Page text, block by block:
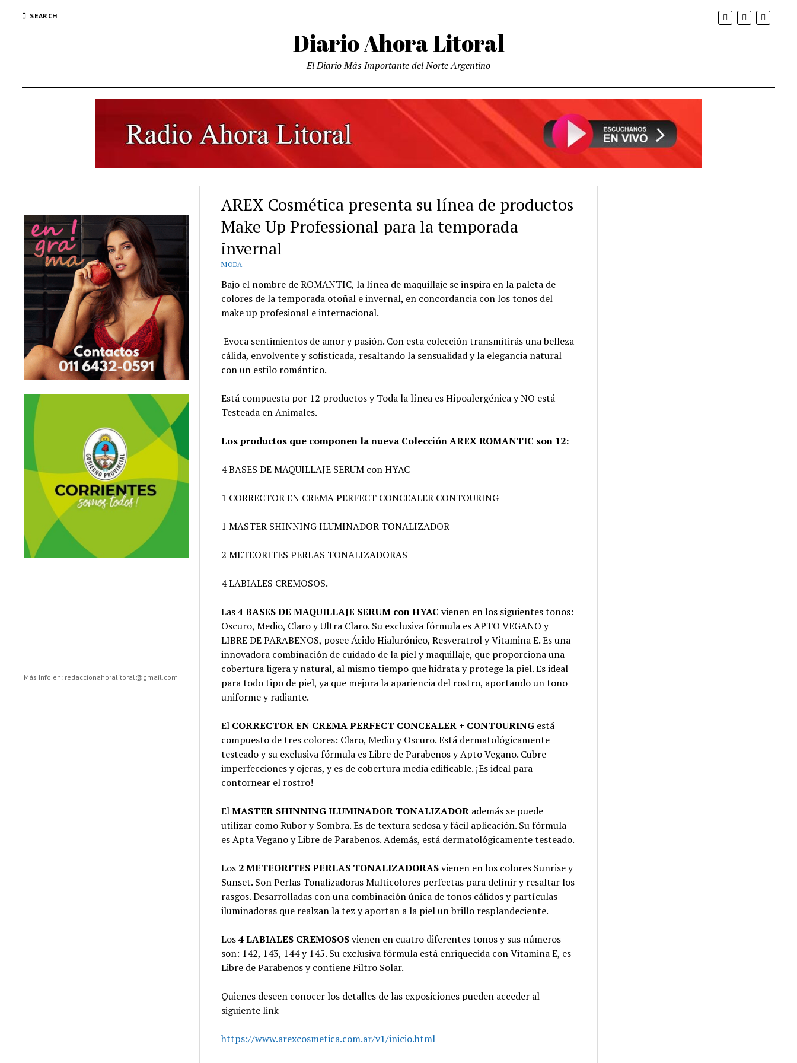
SEARCH
Diario Ahora Litoral
El Diario Más Importante del Norte Argentino
Más Info en: redaccionahoralitoral@gmail.com
AREX Cosmética presenta su línea de productos
Make Up Professional para la temporada
invernal
MODA
Bajo el nombre de ROMANTIC, la línea de maquillaje se inspira en la paleta de
colores de la temporada otoñal e invernal, en concordancia con los tonos del
make up profesional e internacional.
Evoca sentimientos de amor y pasión. Con esta colección transmitirás una belleza
cálida, envolvente y sofisticada, resaltando la sensualidad y la elegancia natural
con un estilo romántico.
Está compuesta por 12 productos y Toda la línea es Hipoalergénica y NO está
Testeada en Animales.
Los productos que componen la nueva Colección AREX ROMANTIC son 12:
4 BASES DE MAQUILLAJE SERUM con HYAC
1 CORRECTOR EN CREMA PERFECT CONCEALER CONTOURING
1 MASTER SHINNING ILUMINADOR TONALIZADOR
2 METEORITES PERLAS TONALIZADORAS
4 LABIALES CREMOSOS.
Las4 BASES DE MAQUILLAJE SERUM con HYACvienen en los siguientes tonos:
Oscuro, Medio, Claro y Ultra Claro. Su exclusiva fórmula es APTO VEGANO y
LIBRE DE PARABENOS, posee Ácido Hialurónico, Resveratrol y Vitamina E. Es una
innovadora combinación de cuidado de la piel y maquillaje, que proporciona una
cobertura ligera y natural, al mismo tiempo que hidrata y protege la piel. Es ideal
para todo tipo de piel, ya que mejora la apariencia del rostro, aportando un tono
uniforme y radiante.
El CORRECTOR EN CREMA PERFECT CONCEALER + CONTOURING está
compuesto de tres colores: Claro, Medio y Oscuro. Está dermatológicamente
testeado y su exclusiva fórmula es Libre de Parabenos y Apto Vegano. Cubre
imperfecciones y ojeras, y es de cobertura media edificable. ¡Es ideal para
contornear el rostro!
ElMASTER SHINNING ILUMINADOR TONALIZADOR además se puede
utilizar como Rubor y Sombra. Es de textura sedosa y fácil aplicación. Su fórmula
es Apta Vegano y Libre de Parabenos. Además, está dermatológicamente testeado.
Los 2 METEORITES PERLAS TONALIZADORASvienen en los colores Sunrise y
Sunset. Son Perlas Tonalizadoras Multicolores perfectas para definir y resaltar los
rasgos. Desarrolladas con una combinación única de tonos cálidos y partículas
iluminadoras que realzan la tez y aportan a la piel un brillo resplandeciente.
Los4 LABIALES CREMOSOSvienen en cuatro diferentes tonos y sus números
son: 142, 143, 144 y 145. Su exclusiva fórmula está enriquecida con Vitamina E, es
Libre de Parabenos y contiene Filtro Solar.
Quienes deseen conocer los detalles de las exposiciones pueden acceder al
siguiente link
https://www.arexcosmetica.com.ar/v1/inicio.html